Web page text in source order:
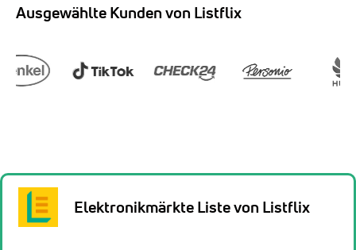
Ausgewählte Kunden von Listflix
Elektronikmärkte Liste von Listflix